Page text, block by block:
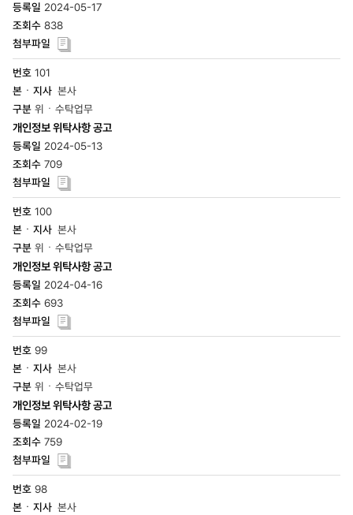
2024-05-17
838
101
본사
위ㆍ수탁업무
개인정보 위탁사항 공고
2024-05-13
709
100
본사
위ㆍ수탁업무
개인정보 위탁사항 공고
2024-04-16
693
99
본사
위ㆍ수탁업무
개인정보 위탁사항 공고
2024-02-19
759
98
본사